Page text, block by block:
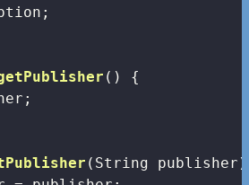
()
{
(String publisher)